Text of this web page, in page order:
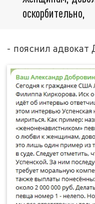
оскорбительно,
- пояснил адвокат